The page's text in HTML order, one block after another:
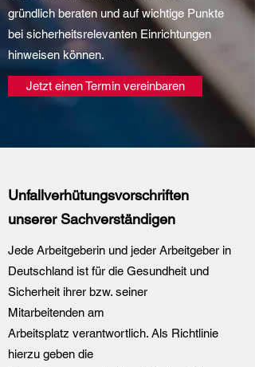
gründlich beraten und auf wichtige Punkte
bei sicherheitsrelevanten Einrichtungen
hinweisen können.
Jetzt einen Termin vereinbaren
Unfallverhütungsvorschriften
unserer Sachverständigen
Jede Arbeitgeberin und jeder Arbeitgeber in
Deutschland ist für die Gesundheit und
Sicherheit ihrer bzw. seiner
Mitarbeitenden am
Arbeitsplatz verantwortlich. Als Richtlinie
hierzu geben die